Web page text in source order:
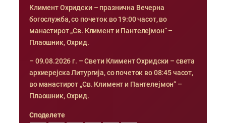
Климент Охридски – празнична Вечерна
богослужба, со почеток во 19:00 часот, во
манастирот „Св. Климент и Пантелејмон“ –
Плаошник, Охрид.
– 09.08.2026 г. – Свети Климент Охридски – света
архиерејска Литургија, со почеток во 08:45 часот,
во манастирот „Св. Климент и Пантелејмон“ –
Плаошник, Охрид.
Споделете